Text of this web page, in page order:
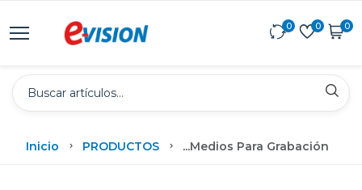
0 0 0
Inicio PRODUCTOS ...Medios Para Grabación